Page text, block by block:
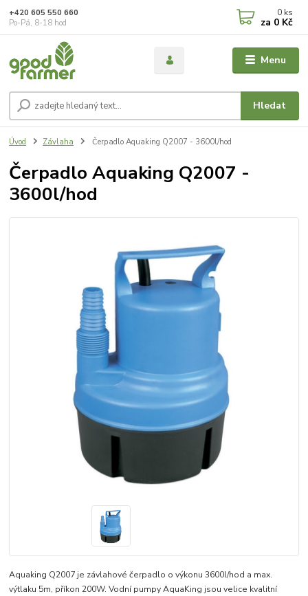
Menu
Hledat
+420 605 550 660
Po-Pá, 8-18 hod
0 ks
za 0 Kč
Úvod Závlaha Čerpadlo Aquaking Q2007 - 3600l/hod
Čerpadlo Aquaking Q2007 -
3600l/hod
Aquaking Q2007 je závlahové čerpadlo o výkonu 3600l/hod a max.
výtlaku 5m, příkon 200W. Vodní pumpy AquaKing jsou velice kvalitní